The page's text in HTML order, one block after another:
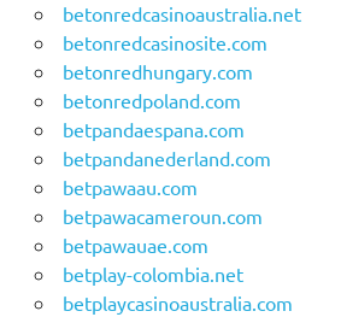
betonredcasinoaustralia.net
betonredcasinosite.com
betonredhungary.com
betonredpoland.com
betpandaespana.com
betpandanederland.com
betpawaau.com
betpawacameroun.com
betpawauae.com
betplay-colombia.net
betplaycasinoaustralia.com